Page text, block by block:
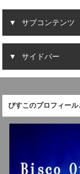
サブコンテンツ
サイドバー
びすこのプロフィー